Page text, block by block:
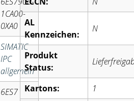
1CA00-
0XA0
SIMATIC
IPC
allgemein
6ES7
AL
Kennzeichen:
N
Produkt
Status:
Kartons:
1